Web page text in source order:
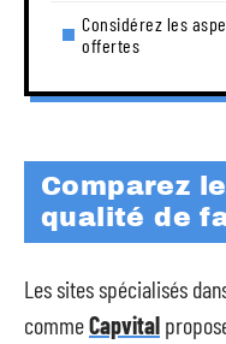
Considérez les
offertes
Comparez
qualité de
Les sites spécialisés
commeCapvital